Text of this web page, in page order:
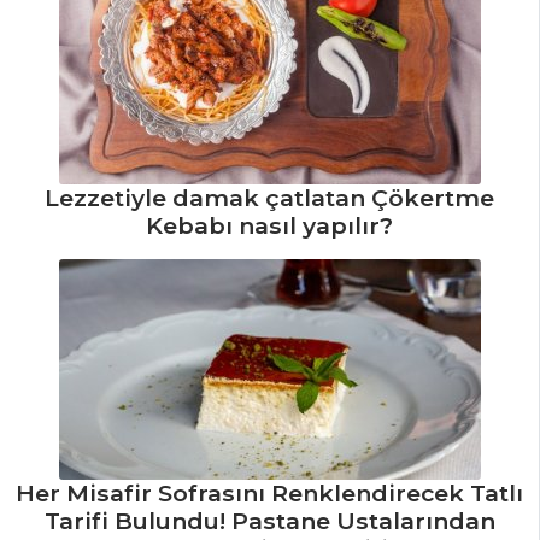
Yapılır?
Salatalar Tüm
Tarifleri
BALIK
YEMEKLERI
Zargana Hoplatma
Tarifi, Nasıl Yapılır?
Fasulye Püreli
Somon Balığı Tarifi,
Nasıl Yapılır?
Somon Balığı
Pastası Tarifi, Nasıl
Yapılır?
Lezzetiyle damak çatlatan Çökertme
Kebabı nasıl yapılır?
Her Misafir Sofrasını Renklendirecek Tatlı
Tarifi Bulundu! Pastane Ustalarından